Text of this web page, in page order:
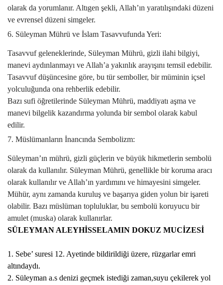
olarak da yorumlanır. Altıgen şekli, Allah’ın yaratılışındaki düzeni
ve evrensel düzeni simgeler.
6. Süleyman Mührü ve İslam Tasavvufunda Yeri:
Tasavvuf geleneklerinde, Süleyman Mührü, gizli ilahi bilgiyi,
manevi aydınlanmayı ve Allah’a yakınlık arayışını temsil edebilir.
Tasavvuf düşüncesine göre, bu tür semboller, bir müminin içsel
yolculuğunda ona rehberlik edebilir.
Bazı sufi öğretilerinde Süleyman Mührü, maddiyatı aşma ve
manevi bilgelik kazandırma yolunda bir sembol olarak kabul
edilir.
7. Müslümanların İnancında Sembolizm:
Süleyman’ın mührü, gizli güçlerin ve büyük hikmetlerin sembolü
olarak da kullanılır. Süleyman Mührü, genellikle bir koruma aracı
olarak kullanılır ve Allah’ın yardımını ve himayesini simgeler.
Mühür, aynı zamanda kuruluş ve başarıya giden yolun bir işareti
olabilir. Bazı müslüman topluluklar, bu sembolü koruyucu bir
amulet (muska) olarak kullanırlar.
SÜLEYMAN ALEYHİSSELAMIN DOKUZ MUCİZESİ
1 . Sebe’ suresi 12. Ayetinde bildirildiği üzere, rüzgarlar emri
altındaydı.
2. Süleyman a.s denizi geçmek istediği zaman,suyu çekilerek yol